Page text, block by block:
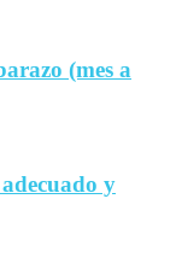
(mes a
y